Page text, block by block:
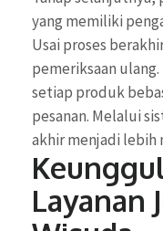
yang memiliki
Usai proses
pemeriksaan
setiap produk
pesanan. Melalui
akhir menjadi lebih
Layanan